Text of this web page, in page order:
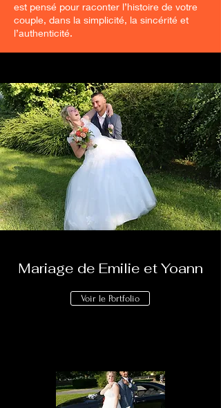
est pensé pour raconter l’histoire de votre
couple, dans la simplicité, la sincérité et
l’authenticité.
Mariage de Emilie et Yoann
Voir le Portfolio